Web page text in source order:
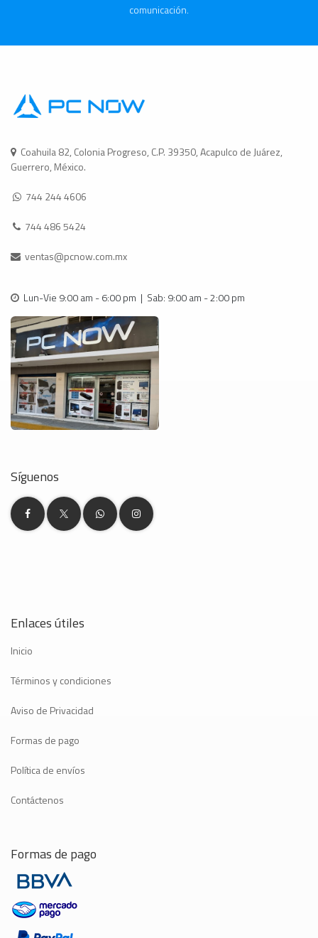
comunicación.
Coahuila 82, Colonia Progreso, C.P. 39350, Acapulco de Juárez,
Guerrero, México.
744 244 4606
744 486 5424
ventas@pcnow.com.mx
Lun-Vie 9:00 am - 6:00 pm | Sab: 9:00 am - 2:00 pm
Síguenos
Enlaces útiles
Inicio
Términos y condiciones
Aviso de Privacidad
Formas de pago
Política de envíos
Contáctenos
Formas de pago